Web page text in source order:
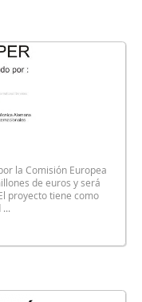
la Comisión Europea
de euros y será
proyecto tiene como